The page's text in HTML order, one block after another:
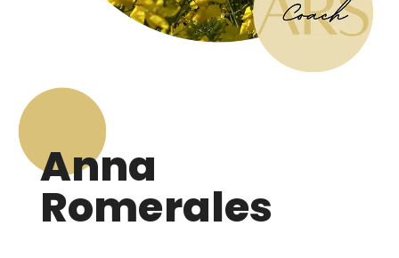
Anna
Romerales